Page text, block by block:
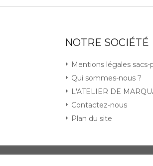
NOTRE SOCIÉTÉ
Mentions légales
Qui sommes-nous ?
L'ATELIER DE
Contactez-nous
Plan du site